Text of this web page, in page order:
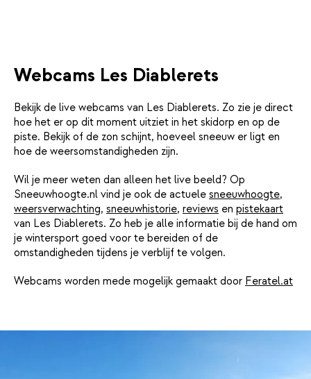
Webcams Les Diablerets
Bekijk de live webcams van Les Diablerets. Zo zie je direct
hoe het er op dit moment uitziet in het skidorp en op de
piste. Bekijk of de zon schijnt, hoeveel sneeuw er ligt en
hoe de weersomstandigheden zijn.
Wil je meer weten dan alleen het live beeld? Op
Sneeuwhoogte.nl vind je ook de actuele sneeuwhoogte,
weersverwachting, sneeuwhistorie, reviews en pistekaart
van Les Diablerets. Zo heb je alle informatie bij de hand om
je wintersport goed voor te bereiden of de
omstandigheden tijdens je verblijf te volgen.
Webcams worden mede mogelijk gemaakt door Feratel.at